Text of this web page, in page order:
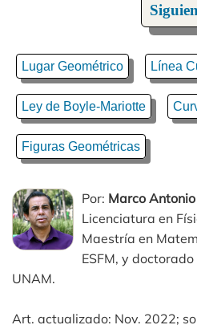
Lugar Geométrico Línea
Ley de Boyle-Mariotte
Figuras Geométricas
Por: Marco
Licenciatura en
Maestría en
ESFM, y
UNAM.
Art. actualizado: Nov. 2022;